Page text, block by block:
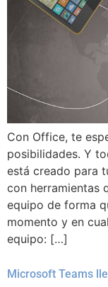
Con Office, te
posibilidades. Y
está creado para
con herramientas
equipo de forma
momento y en
equipo: […]
Microsoft Teams